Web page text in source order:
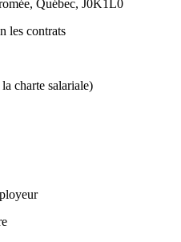
Québec, J0K1L0
les contrats
charte salariale)